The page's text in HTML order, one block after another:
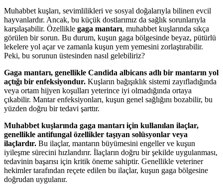
Muhabbet kuşları, sevimlilikleri ve sosyal doğalarıyla bilinen evcil
hayvanlardır. Ancak, bu küçük dostlarımız da sağlık sorunlarıyla
karşılaşabilir. Özellikle gaga mantarı, muhabbet kuşlarında sıkça
görülen bir sorun. Bu durum, kuşun gaga bölgesinde beyaz, pütürlü
lekelere yol açar ve zamanla kuşun yem yemesini zorlaştırabilir.
Peki, bu sorunun üstesinden nasıl gelebiliriz?
Gaga mantarı, genellikle Candida albicans adlı bir mantarın yol
açtığı bir enfeksiyondur. Kuşların bağışıklık sistemi zayıfladığında
veya ortam hijyen koşulları yeterince iyi olmadığında ortaya
çıkabilir. Mantar enfeksiyonları, kuşun genel sağlığını bozabilir, bu
yüzden doğru bir tedavi şarttır.
Muhabbet kuşlarında gaga mantarı için kullanılan ilaçlar,
genellikle antifungal özellikler taşıyan solüsyonlar veya
ilaçlardır. Bu ilaçlar, mantarın büyümesini engeller ve kuşun
iyileşme sürecini hızlandırır. İlaçların doğru bir şekilde uygulanması,
tedavinin başarısı için kritik öneme sahiptir. Genellikle veteriner
hekimler tarafından reçete edilen bu ilaçlar, kuşun gaga bölgesine
doğrudan uygulanır.